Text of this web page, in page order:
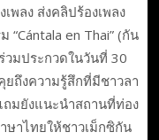
พลง ส่งคลิปร้องเพลง
en Thai” (กัน
วมประกวดในวันที่ 30
ถึงความรู้สึกที่มีชาวลา
ถมยังแนะนำสถานที่ท่อง
ษาไทยให้ชาวเม็กซิกัน